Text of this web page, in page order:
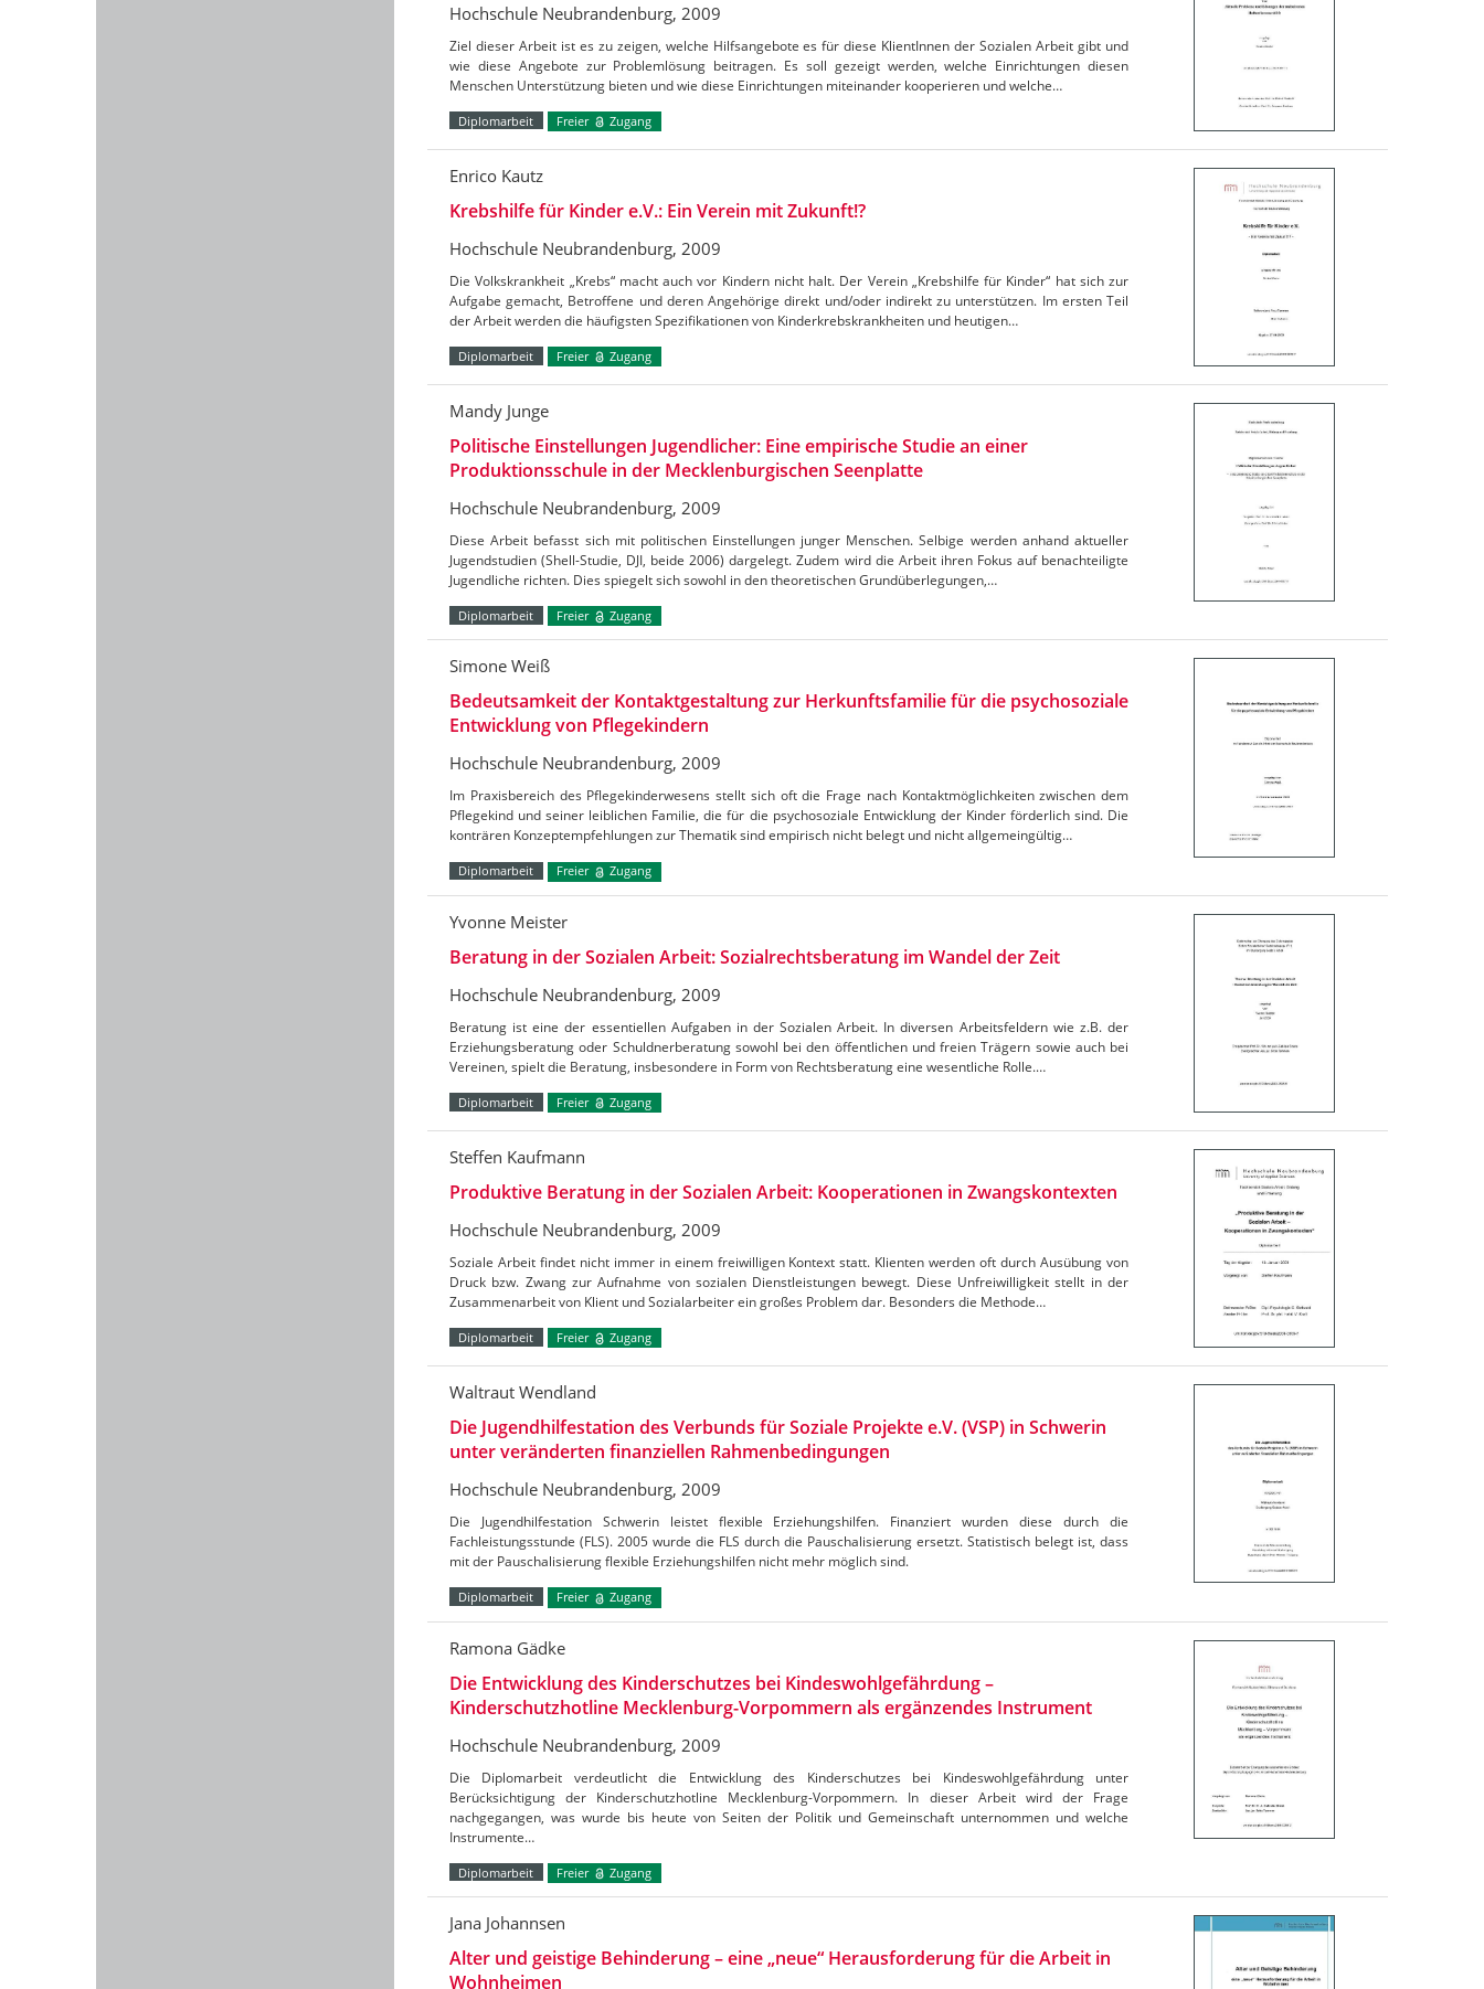
Hochschule Neubrandenburg, 2009
Ziel dieser Arbeit ist es zu zeigen, welche Hilfsangebote es für diese KlientInnen der Sozialen Arbeit gibt und
wie diese Angebote zur Problemlösung beitragen. Es soll gezeigt werden, welche Einrichtungen diesen
Menschen Unterstützung bieten und wie diese Einrichtungen miteinander kooperieren und welche…
Diplomarbeit Freier Zugang
Enrico Kautz
Krebshilfe für Kinder e.V.: Ein Verein mit Zukunft!?
Hochschule Neubrandenburg, 2009
Die Volkskrankheit „Krebs“ macht auch vor Kindern nicht halt. Der Verein „Krebshilfe für Kinder“ hat sich zur
Aufgabe gemacht, Betroffene und deren Angehörige direkt und/oder indirekt zu unterstützen. Im ersten Teil
der Arbeit werden die häufigsten Spezifikationen von Kinderkrebskrankheiten und heutigen…
Diplomarbeit Freier Zugang
Mandy Junge
Politische Einstellungen Jugendlicher: Eine empirische Studie an einer
Produktionsschule in der Mecklenburgischen Seenplatte
Hochschule Neubrandenburg, 2009
Diese Arbeit befasst sich mit politischen Einstellungen junger Menschen. Selbige werden anhand aktueller
Jugendstudien (Shell-Studie, DJI, beide 2006) dargelegt. Zudem wird die Arbeit ihren Fokus auf benachteiligte
Jugendliche richten. Dies spiegelt sich sowohl in den theoretischen Grundüberlegungen,…
Diplomarbeit Freier Zugang
Simone Weiß
Bedeutsamkeit der Kontaktgestaltung zur Herkunftsfamilie für die psychosoziale
Entwicklung von Pflegekindern
Hochschule Neubrandenburg, 2009
Im Praxisbereich des Pflegekinderwesens stellt sich oft die Frage nach Kontaktmöglichkeiten zwischen dem
Pflegekind und seiner leiblichen Familie, die für die psychosoziale Entwicklung der Kinder förderlich sind. Die
konträren Konzeptempfehlungen zur Thematik sind empirisch nicht belegt und nicht allgemeingültig…
Diplomarbeit Freier Zugang
Yvonne Meister
Beratung in der Sozialen Arbeit: Sozialrechtsberatung im Wandel der Zeit
Hochschule Neubrandenburg, 2009
Beratung ist eine der essentiellen Aufgaben in der Sozialen Arbeit. In diversen Arbeitsfeldern wie z.B. der
Erziehungsberatung oder Schuldnerberatung sowohl bei den öffentlichen und freien Trägern sowie auch bei
Vereinen, spielt die Beratung, insbesondere in Form von Rechtsberatung eine wesentliche Rolle.…
Diplomarbeit Freier Zugang
Steffen Kaufmann
Produktive Beratung in der Sozialen Arbeit: Kooperationen in Zwangskontexten
Hochschule Neubrandenburg, 2009
Soziale Arbeit findet nicht immer in einem freiwilligen Kontext statt. Klienten werden oft durch Ausübung von
Druck bzw. Zwang zur Aufnahme von sozialen Dienstleistungen bewegt. Diese Unfreiwilligkeit stellt in der
Zusammenarbeit von Klient und Sozialarbeiter ein großes Problem dar. Besonders die Methode…
Diplomarbeit Freier Zugang
Waltraut Wendland
Die Jugendhilfestation des Verbunds für Soziale Projekte e.V. (VSP) in Schwerin
unter veränderten finanziellen Rahmenbedingungen
Hochschule Neubrandenburg, 2009
Die Jugendhilfestation Schwerin leistet flexible Erziehungshilfen. Finanziert wurden diese durch die
Fachleistungsstunde (FLS). 2005 wurde die FLS durch die Pauschalisierung ersetzt. Statistisch belegt ist, dass
mit der Pauschalisierung flexible Erziehungshilfen nicht mehr möglich sind.
Diplomarbeit Freier Zugang
Ramona Gädke
Die Entwicklung des Kinderschutzes bei Kindeswohlgefährdung –
Kinderschutzhotline Mecklenburg-Vorpommern als ergänzendes Instrument
Hochschule Neubrandenburg, 2009
Die Diplomarbeit verdeutlicht die Entwicklung des Kinderschutzes bei Kindeswohlgefährdung unter
Berücksichtigung der Kinderschutzhotline Mecklenburg-Vorpommern. In dieser Arbeit wird der Frage
nachgegangen, was wurde bis heute von Seiten der Politik und Gemeinschaft unternommen und welche
Instrumente…
Diplomarbeit Freier Zugang
Jana Johannsen
Alter und geistige Behinderung – eine „neue“ Herausforderung für die Arbeit in
Wohnheimen